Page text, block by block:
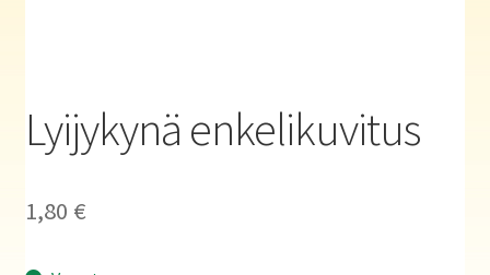
Lyijykynä enkelikuvitus
1,80 €